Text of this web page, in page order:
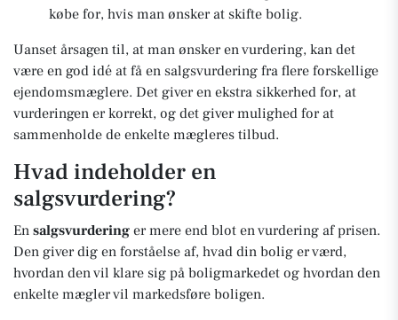
købe for, hvis man ønsker at skifte bolig.
Uanset årsagen til, at man ønsker en vurdering, kan det
være en god idé at få en salgsvurdering fra flere forskellige
ejendomsmæglere. Det giver en ekstra sikkerhed for, at
vurderingen er korrekt, og det giver mulighed for at
sammenholde de enkelte mægleres tilbud.
Hvad indeholder en
salgsvurdering?
En salgsvurdering er mere end blot en vurdering af prisen.
Den giver dig en forståelse af, hvad din bolig er værd,
hvordan den vil klare sig på boligmarkedet og hvordan den
enkelte mægler vil markedsføre boligen.